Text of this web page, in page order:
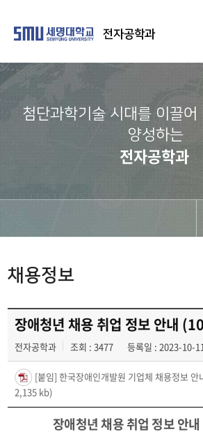
전자공학과
첨단과학기술 시대를 이끌어
양성하는
전자공학과
채용정보
장애청년 채용 취업 정보 안내
전자공학과 조회 : 3477 등록일 : 2023-10-
[붙임] 한국장애인개발원 기업체 채용정보
2,135 kb)
장애청년 채용 취업 정보 안